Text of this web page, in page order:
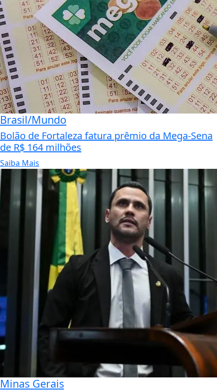
Brasil/Mundo
Bolão de Fortaleza fatura prêmio da Mega-Sena
de R$ 164 milhões
Saiba Mais
Minas Gerais